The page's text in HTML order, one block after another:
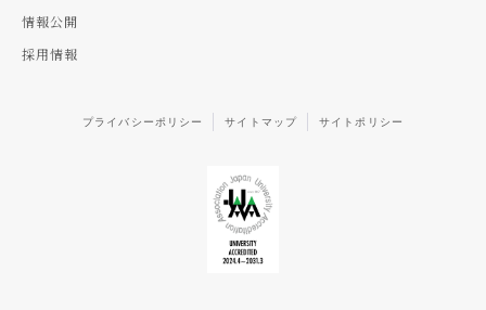
情報公開
採用情報
プライバシーポリシー サイトマップ サイトポリシー